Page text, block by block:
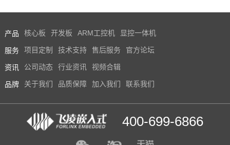
产品 核心板 开发板 ARM工控机 显控一体机
服务 项目定制 技术支持 售后服务 官方论坛
资讯 公司动态 行业资讯 视频合辑
品牌 关于我们 品质保障 加入我们 联系我们
400-699-6866